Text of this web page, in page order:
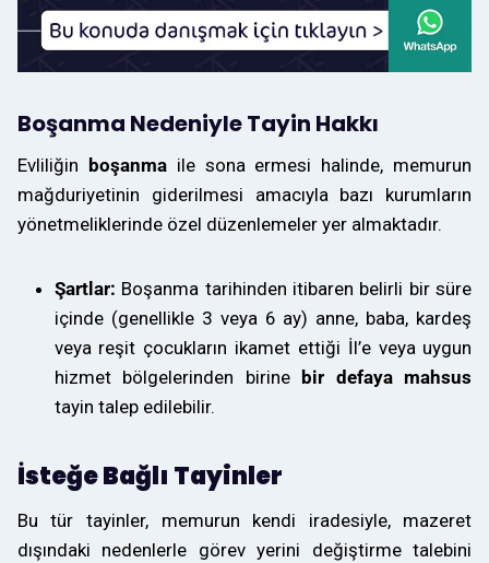
Boşanma Nedeniyle Tayin Hakkı
Evliliğin boşanmaile sona ermesi halinde, memurun
mağduriyetinin giderilmesi amacıyla bazı kurumların
yönetmeliklerinde özel düzenlemeler yer almaktadır.
Şartlar: Boşanma tarihinden itibaren belirli bir süre
içinde (genellikle 3 veya 6 ay) anne, baba, kardeş
veya reşit çocukların ikamet ettiği İl’e veya uygun
hizmet bölgelerinden birine
bir defaya mahsus
tayin talep edilebilir.
İsteğe Bağlı Tayinler
Bu tür tayinler, memurun kendi iradesiyle, mazeret
dışındaki nedenlerle görev yerini değiştirme talebini